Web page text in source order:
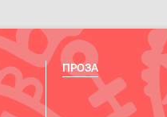
ПРОЗА